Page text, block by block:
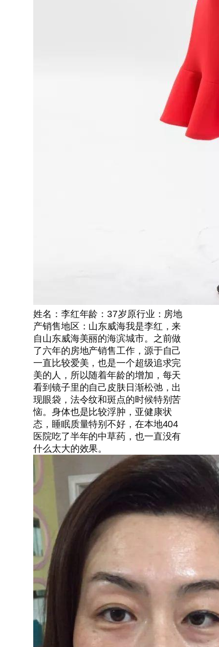
姓名：李红年龄：37岁原行业：房地
产销售地区：山东威海我是李红，来
自山东威海美丽的海滨城市。之前做
了六年的房地产销售工作，源于自己
一直比较爱美，也是一个超级追求完
美的人，所以随着年龄的增加，每天
看到镜子里的自己皮肤日渐松弛，出
现眼袋，法令纹和斑点的时候特别苦
恼。身体也是比较浮肿，亚健康状
态，睡眠质量特别不好，在本地404
医院吃了半年的中草药，也一直没有
什么太大的效果。